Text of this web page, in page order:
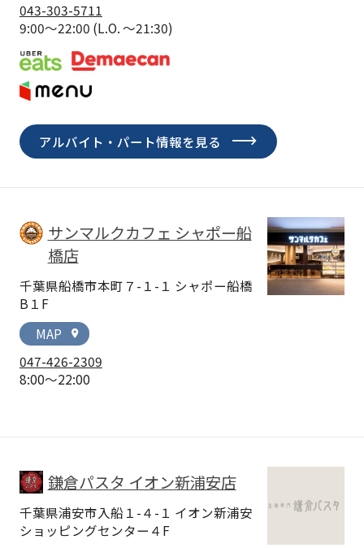
043-303-5711
9:00～22:00 (L.O. ～21:30)
アルバイト・パート情報を見る
サンマルクカフェ シャポー船
橋店
千葉県船橋市本町７-１-１ シャポー船橋
B１F
MAP
location_on
047-426-2309
8:00～22:00
鎌倉パスタ イオン新浦安店
千葉県浦安市入船１-４-１ イオン新浦安
ショッピングセンター４F